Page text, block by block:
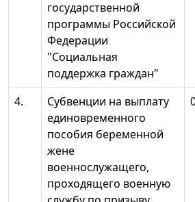
государственной
программы Российской
Федерации
"Социальная
поддержка граждан"
4.
Субвенции на выплату
единовременного
пособия беременной
жене
военнослужащего,
проходящего военную